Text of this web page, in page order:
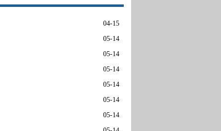
04-15
05-14
05-14
05-14
05-14
05-14
05-14